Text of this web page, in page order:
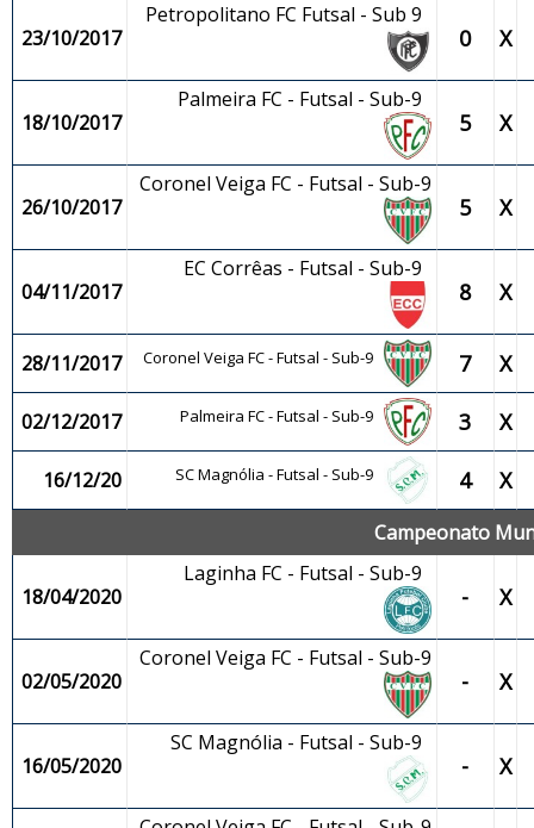
23/10/2017
Petropolitano FC Futsal - Sub 9
0 X
18/10/2017
Palmeira FC - Futsal - Sub-9
5 X
26/10/2017
Coronel Veiga FC - Futsal - Sub-9
5 X
04/11/2017
EC Corrêas - Futsal - Sub-9
8 X
28/11/2017 Coronel Veiga FC - Futsal - Sub-9 7 X
02/12/2017 Palmeira FC - Futsal - Sub-9 3 X
16/12/20 SC Magnólia - Futsal - Sub-9 4 X
Campeonato
18/04/2020
Laginha FC - Futsal - Sub-9
- X
02/05/2020
Coronel Veiga FC - Futsal - Sub-9
- X
16/05/2020
SC Magnólia - Futsal - Sub-9
- X